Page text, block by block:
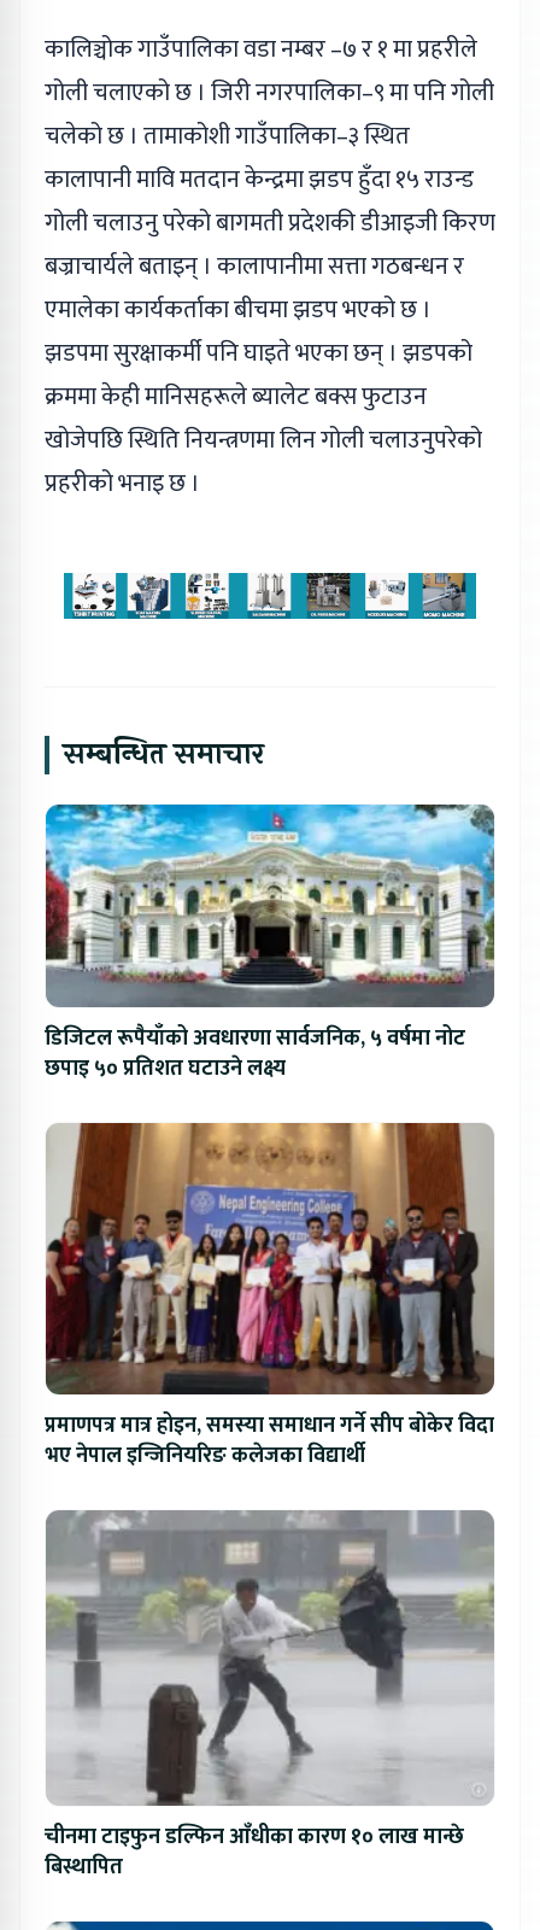
कालिञ्चोक गाउँपालिका वडा नम्बर –७ र १ मा प्रहरीले
गोली चलाएको छ । जिरी नगरपालिका–९ मा पनि गोली
चलेको छ । तामाकोशी गाउँपालिका–३ स्थित
कालापानी मावि मतदान केन्द्रमा झडप हुँदा १५ राउन्ड
गोली चलाउनु परेको बागमती प्रदेशकी डीआइजी किरण
बज्राचार्यले बताइन् । कालापानीमा सत्ता गठबन्धन र
एमालेका कार्यकर्ताका बीचमा झडप भएको छ ।
झडपमा सुरक्षाकर्मी पनि घाइते भएका छन् । झडपको
क्रममा केही मानिसहरूले ब्यालेट बक्स फुटाउन
खोजेपछि स्थिति नियन्त्रणमा लिन गोली चलाउनुपरेको
प्रहरीको भनाइ छ ।
सम्बन्धित समाचार
डिजिटल रूपैयाँको अवधारणा सार्वजनिक, ५ वर्षमा नोट
छपाइ ५० प्रतिशत घटाउने लक्ष्य
प्रमाणपत्र मात्र होइन, समस्या समाधान गर्ने सीप बोकेर विदा
भए नेपाल इन्जिनियरिङ कलेजका विद्यार्थी
चीनमा टाइफुन डल्फिन आँधीका कारण १० लाख मान्छे
बिस्थापित